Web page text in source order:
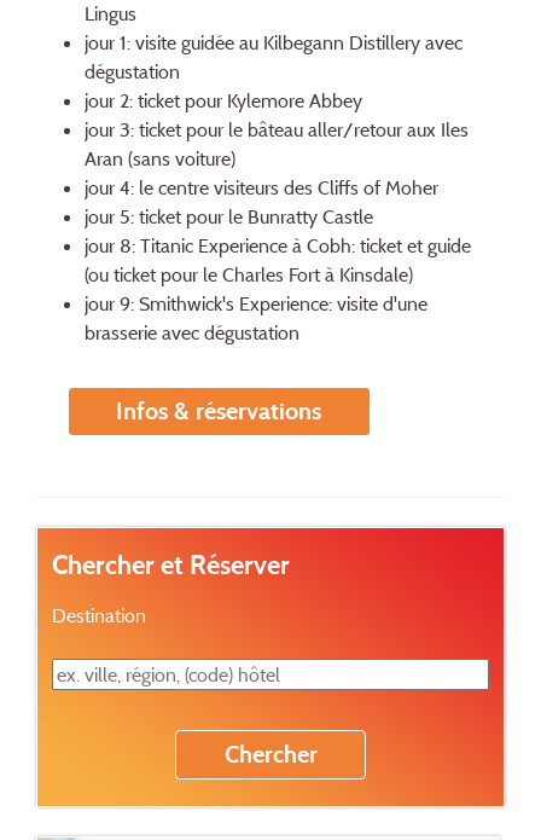
Lingus
jour 1: visite guidée au Kilbegann Distillery avec
dégustation
jour 2: ticket pour Kylemore Abbey
jour 3: ticket pour le bâteau aller/retour aux Iles
Aran (sans voiture)
jour 4: le centre visiteurs des Cliffs of Moher
jour 5: ticket pour le Bunratty Castle
jour 8: Titanic Experience à Cobh: ticket et guide
(ou ticket pour le Charles Fort à Kinsdale)
jour 9: Smithwick's Experience: visite d'une
brasserie avec dégustation
Infos & réservations
Chercher et Réserver
Destination